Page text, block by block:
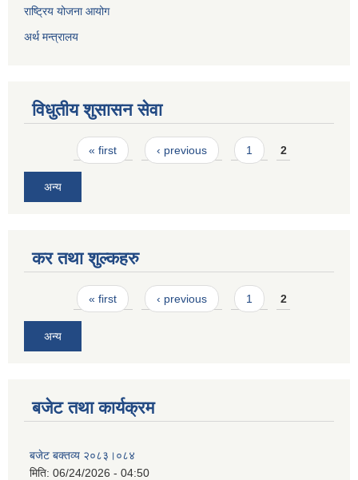
राष्ट्रिय योजना आयोग
अर्थ मन्त्रालय
विधुतीय शुसासन सेवा
Pages« first ‹ previous 1 2
अन्य
कर तथा शुल्कहरु
Pages« first ‹ previous 1 2
अन्य
बजेट तथा कार्यक्रम
बजेट बक्तव्य २०८३।०८४
मिति: 06/24/2026 - 04:50